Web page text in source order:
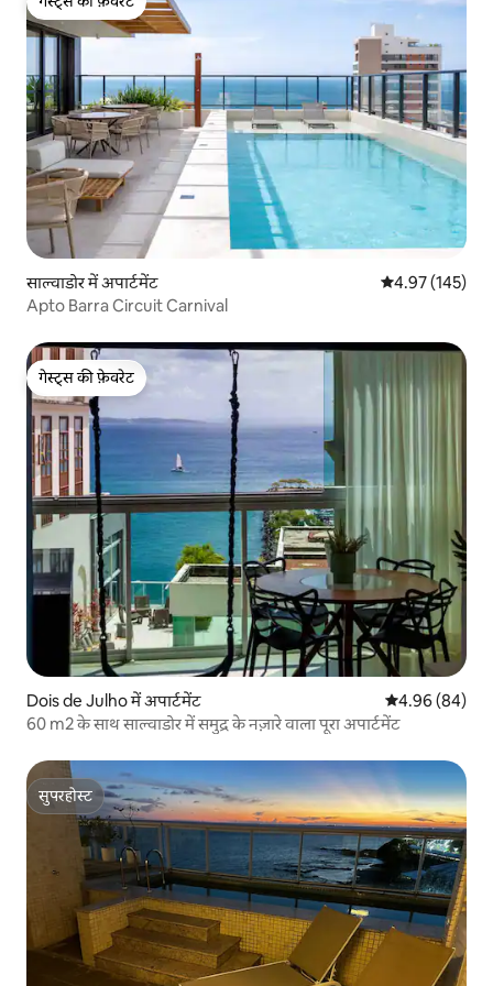
गेस्ट्स की फ़ेवरेट
साल्वाडोर में अपार्टमेंट औसत रेटिंग 5 में से
4.97 (145)
Apto Barra Circuit Carnival
गेस्ट्स की फ़ेवरेट
गेस्ट्स की फ़ेवरेट
Dois de Julho में अपार्टमेंट औसत रेटिंग 5 में
4.96 (84)
60 m2 के साथ साल्वाडोर में समुद्र के नज़ारे वाला पूरा अपार्टमेंट
सुपरहोस्ट
सुपरहोस्ट